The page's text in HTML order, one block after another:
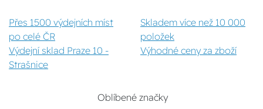
Přes 1500 výdejních míst
po celé ČR
Skladem více než 10 000
položek
Výdejní sklad Praze 10 -
Strašnice
Výhodné ceny za zboží
Oblíbené značky